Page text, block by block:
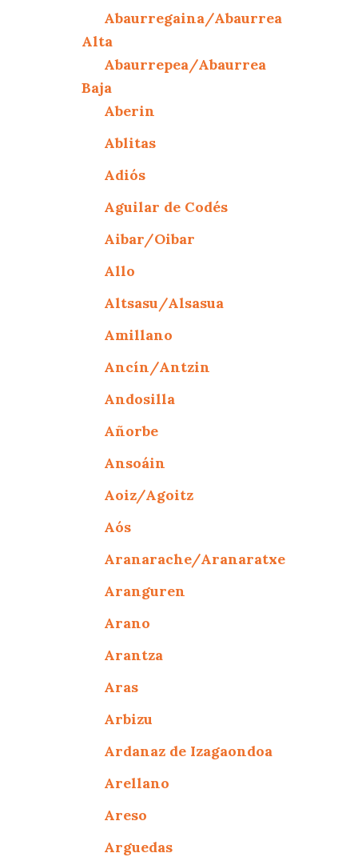
Abaurregaina/Abaurrea
Alta
Abaurrepea/Abaurrea
Baja
Aberin
Ablitas
Adiós
Aguilar de Codés
Aibar/Oibar
Allo
Altsasu/Alsasua
Amillano
Ancín/Antzin
Andosilla
Añorbe
Ansoáin
Aoiz/Agoitz
Aós
Aranarache/Aranaratxe
Aranguren
Arano
Arantza
Aras
Arbizu
Ardanaz de Izagaondoa
Arellano
Areso
Arguedas